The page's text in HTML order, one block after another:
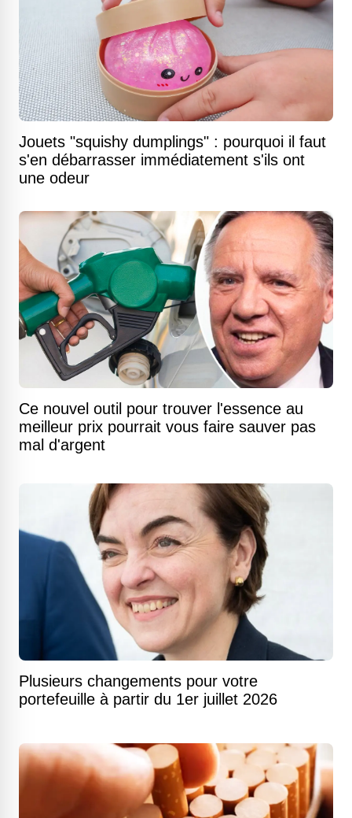
Jouets "squishy dumplings" : pourquoi il faut
s'en débarrasser immédiatement s'ils ont
une odeur
Ce nouvel outil pour trouver l'essence au
meilleur prix pourrait vous faire sauver pas
mal d'argent
Plusieurs changements pour votre
portefeuille à partir du 1er juillet 2026